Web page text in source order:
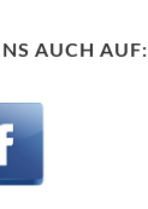
AUCH AUF: